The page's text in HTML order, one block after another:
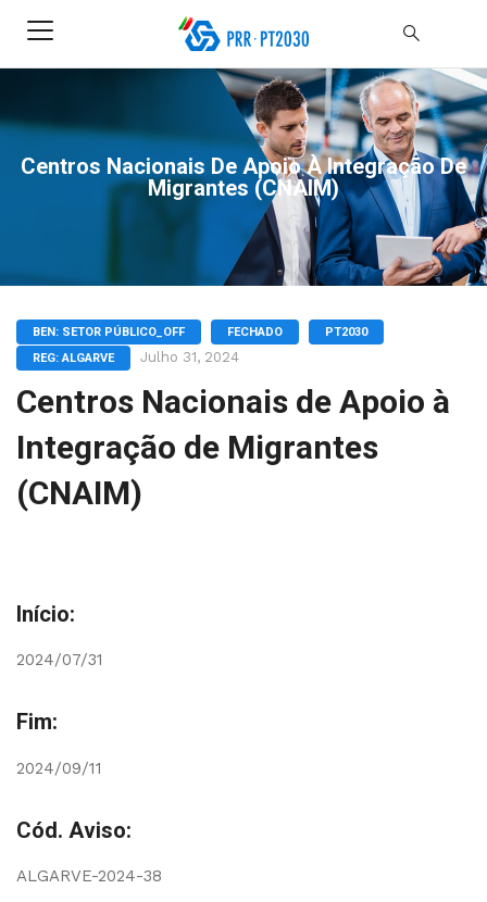
Centros Nacionais De Apoio À Integração De
Migrantes (CNAIM)
BEN: SETOR PÚBLICO_OFF FECHADO
PT2030
REG: ALGARVE
Julho 31, 2024
Centros Nacionais de Apoio à
Integração de Migrantes
(CNAIM)
Início:
2024/07/31
Fim:
2024/09/11
Cód. Aviso:
ALGARVE-2024-38